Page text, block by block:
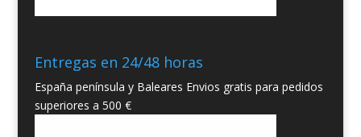
Entregas en 24/48 horas
España península y Baleares Envios gratis para pedidos
superiores a 500 €